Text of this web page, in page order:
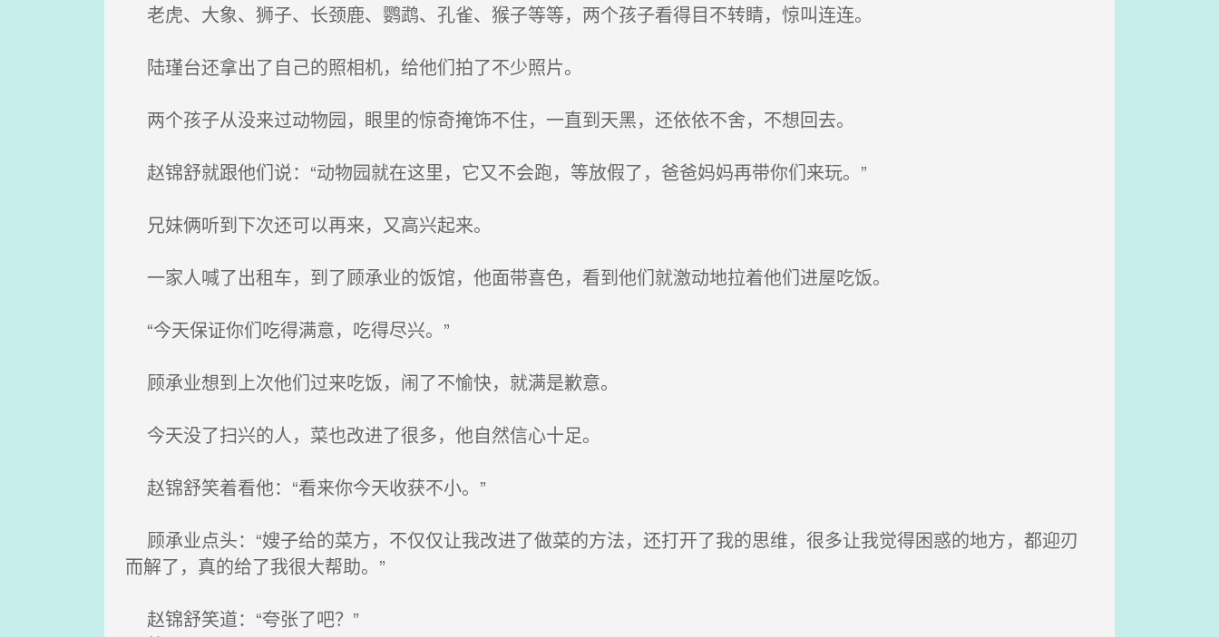
老虎、大象、狮子、长颈鹿、鹦鹉、孔雀、猴子等等，两个孩子看得目不转睛，惊叫连连。
陆瑾台还拿出了自己的照相机，给他们拍了不少照片。
两个孩子从没来过动物园，眼里的惊奇掩饰不住，一直到天黑，还依依不舍，不想回去。
赵锦舒就跟他们说：“动物园就在这里，它又不会跑，等放假了，爸爸妈妈再带你们来玩。”
兄妹俩听到下次还可以再来，又高兴起来。
一家人喊了出租车，到了顾承业的饭馆，他面带喜色，看到他们就激动地拉着他们进屋吃饭。
“今天保证你们吃得满意，吃得尽兴。”
顾承业想到上次他们过来吃饭，闹了不愉快，就满是歉意。
今天没了扫兴的人，菜也改进了很多，他自然信心十足。
赵锦舒笑着看他：“看来你今天收获不小。”
顾承业点头：“嫂子给的菜方，不仅仅让我改进了做菜的方法，还打开了我的思维，很多让我觉得困惑的地方，都迎刃
而解了，真的给了我很大帮助。”
赵锦舒笑道：“夸张了吧？”